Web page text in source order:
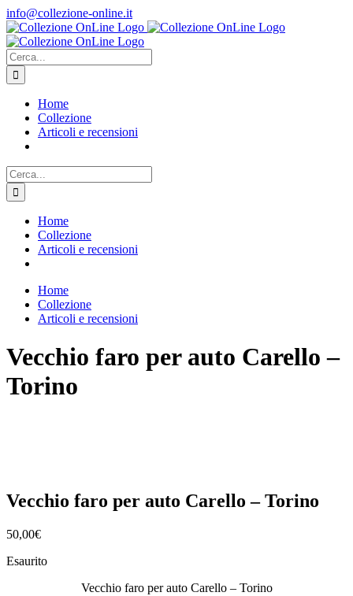
Salta
al
contenuto
info@collezione-online.it
Cerca
per:
Home
Collezione
Articoli e recensioni
Cerca
per:
Home
Collezione
Articoli e recensioni
Home
Collezione
Articoli e recensioni
Vecchio faro per auto Carello –
Torino
Vecchio faro per auto Carello – Torino
50,00€
Esaurito
Vecchio faro per auto Carello – Torino